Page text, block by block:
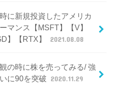
に新規投資したアメリカ
マンス【MSFT】【V】
】【RTX】
2021.08.08
の時に株を売ってみる/ 強
に90を突破 2020.11.29